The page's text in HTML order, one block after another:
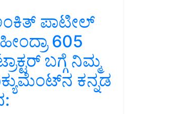
ಪಾಟೀಲ್
605
ಬಗ್ಗೆ ನಿಮ್ಮ
ಕನ್ನಡ